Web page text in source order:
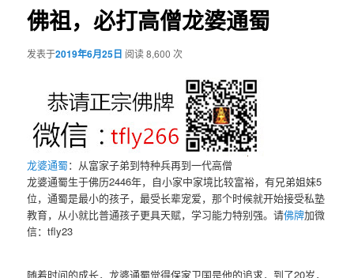
佛祖，必打高僧龙婆通蜀
发表于2019年6月25日 阅读 8,600 次
龙婆通蜀：从富家子弟到特种兵再到一代高僧
龙婆通蜀生于佛历2446年，自小家中家境比较富裕，有兄弟姐妹5
位，通蜀是最小的孩子，最受长辈宠爱，那个时候就开始接受私塾
教育，从小就比普通孩子更具天赋，学习能力特别强。请佛牌加微
信：tfly23
随着时间的成长，龙婆通蜀觉得保家卫国是他的追求，到了20岁，